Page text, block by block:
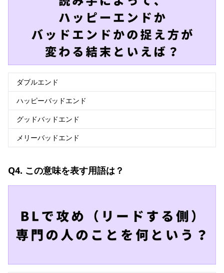
ダブルエンド
ハッピーバッドエンド
グッドバッドエンド
メリーバッドエンド
Q4. この意味を表す用語は？